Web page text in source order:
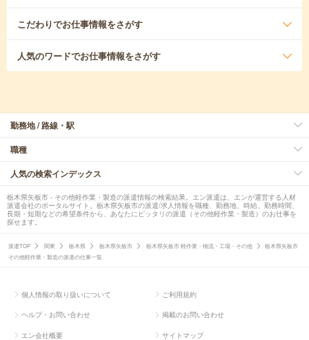
こだわりでお仕事情報をさがす
人気のワードでお仕事情報をさがす
勤務地 / 路線・駅
職種
人気の検索インデックス
栃木県矢板市 - その他軽作業・製造の派遣情報の検索結果。エン派遣は、エンが運営する人材
派遣会社のポータルサイト。栃木県矢板市の派遣/求人情報を職種、勤務地、時給、勤務時間、
長期・短期などの希望条件から、あなたにピッタリの派遣（その他軽作業・製造）のお仕事を
探せます。
派遣TOP 関東 栃木県 栃木県矢板市 栃木県矢板市 軽作業・物流・工場・その他
栃木県矢板市
その他軽作業・製造の派遣の仕事一覧
個人情報の取り扱いについて ご利用規約
ヘルプ・お問い合わせ 掲載のお問い合わせ
エン会社概要 サイトマップ